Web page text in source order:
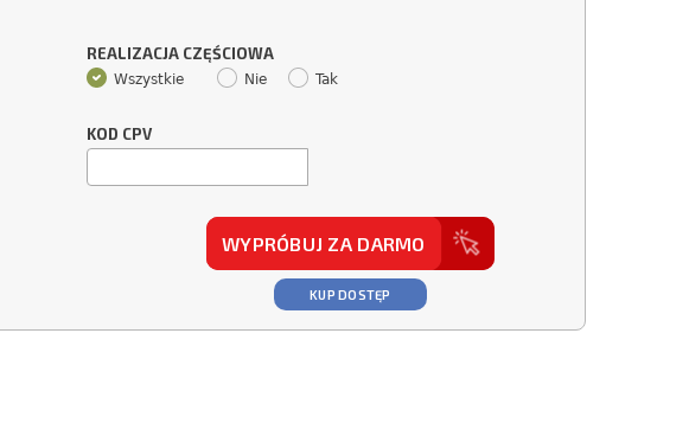
REALIZACJA CZĘŚCIOWA
Wszystkie Nie Tak
KOD CPV
WYPRÓBUJ ZA DARMO
KUP DOSTĘP